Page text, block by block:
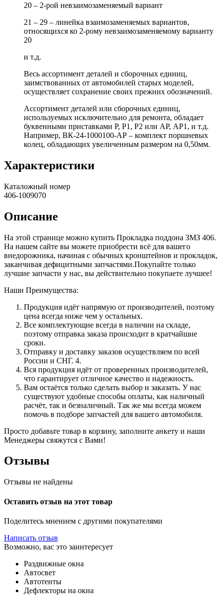
20 – 2-рой невзаимозаменяемый вариант
21 – 29 – линейка взаимозаменяемых вариантов,
относящихся ко 2-рому невзаимозаменяемому варианту
20
и т.д.
Весь ассортимент деталей и сборочных единиц,
заимствованных от автомобилей старых моделей,
осуществляет сохранение своих прежних обозначений.
Ассортимент деталей или сборочных единиц,
используемых исключительно для ремонта, обладает
буквенными приставками Р, Р1, Р2 или АР, АР1, и т.д.
Например, ВК-24-1000100-АР – комплект поршневых
колец, обладающих увеличенным размером на 0,50мм.
Характеристики
Каталожный номер
406-1009070
Описание
На этой странице можно купить Прокладка поддона ЗМЗ 406.
На нашем сайте вы можете приобрести всё для вашего
внедорожника, начиная с обычных кронштейнов и прокладок,
заканчивая дефицитными запчастями.Покупайте только
лучшие запчасти у нас, вы действительно покупаете лучшее!
Наши Преимущества:
Продукция идёт напрямую от производителей, поэтому
цена всегда ниже чем у остальных.
Все комплектующие всегда в наличии на складе,
поэтому отправка заказа происходит в кратчайшие
сроки.
Отправку и доставку заказов осуществляем по всей
России и СНГ. 4.
Вся продукция идёт от проверенных производителей,
что гарантирует отличное качество и надежность.
Вам остаётся только сделать выбор и заказать. У нас
существуют удобные способы оплаты, как наличный
расчёт, так и безналичный. Так же мы всегда можем
помочь в подборе запчастей для вашего автомобиля.
Просто добавьте товар в корзину, заполните анкету и наши
Менеджеры свяжутся с Вами!
Отзывы
Отзывы не найдены
Оставить отзыв на этот товар
Поделитесь мнением с другими покупателями
Написать отзыв
Возможно, вас это заинтересует
Раздвижные окна
Автосвет
Автотенты
Дефлекторы на окна